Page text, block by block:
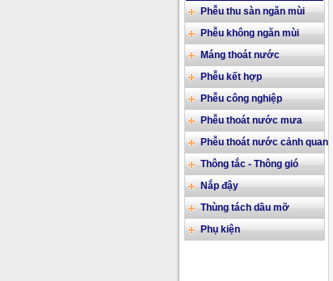
Phễu thu sàn ngăn mùi
Phễu không ngăn mùi
Máng thoát nước
Phễu kết hợp
Phễu công nghiệp
Phễu thoát nước mưa
Phễu thoát nước cảnh quan
Thông tắc - Thông gió
Nắp đậy
Thùng tách dầu mỡ
Phụ kiện